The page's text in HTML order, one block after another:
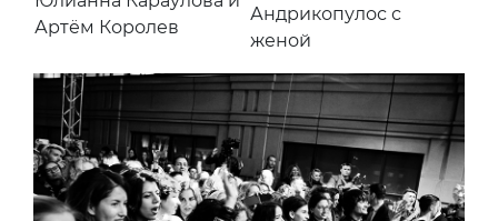
Артём Королев
Андрикопулос с
женой